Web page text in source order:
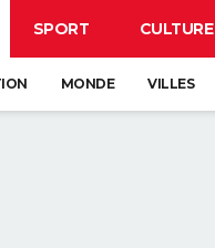
SPORT CULTURE
MONDE VILLES